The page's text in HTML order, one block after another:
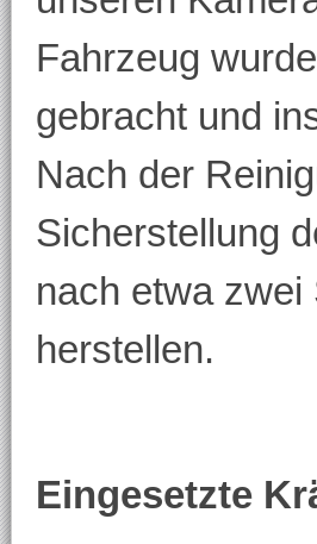
Fahrzeug
gebracht und
Nach der
Sicherstellung
nach etwa
herstellen.
Eingesetzte